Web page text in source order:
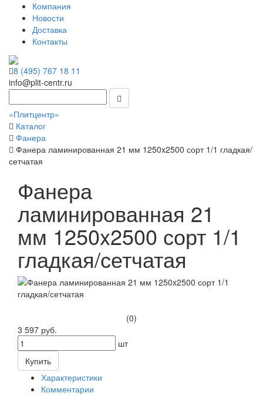
Компания
Новости
Доставка
Контакты
8 (495) 767 18 11
info@plit-centr.ru
«Плитцентр»
Каталог
Фанера
Фанера ламинированная 21 мм 1250x2500 сорт 1/1 гладкая/
сетчатая
Фанера
ламинированная 21
мм 1250x2500 сорт 1/1
гладкая/сетчатая
(0)
3 597 руб.
шт
Купить
Характеристики
Комментарии